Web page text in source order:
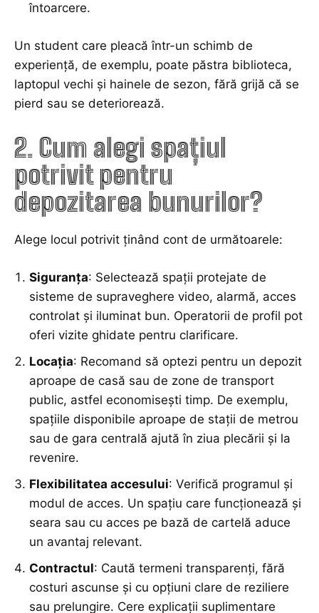
întoarcere.
Un student care pleacă într-un schimb de
experiență, de exemplu, poate păstra biblioteca,
laptopul vechi și hainele de sezon, fără grijă că se
pierd sau se deteriorează.
2. Cum alegi spațiul
potrivit pentru
depozitarea bunurilor?
Alege locul potrivit ținând cont de următoarele:
Siguranța: Selectează spații protejate de
sisteme de supraveghere video, alarmă, acces
controlat și iluminat bun. Operatorii de profil pot
oferi vizite ghidate pentru clarificare.
Locația: Recomand să optezi pentru un depozit
aproape de casă sau de zone de transport
public, astfel economisești timp. De exemplu,
spațiile disponibile aproape de stații de metrou
sau de gara centrală ajută în ziua plecării și la
revenire.
Flexibilitatea accesului: Verifică programul și
modul de acces. Un spațiu care funcționează și
seara sau cu acces pe bază de cartelă aduce
un avantaj relevant.
Contractul: Caută termeni transparenți, fără
costuri ascunse și cu opțiuni clare de reziliere
sau prelungire. Cere explicații suplimentare